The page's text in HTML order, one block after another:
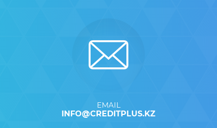
EMAIL
INFO@CREDITPLUS.KZ